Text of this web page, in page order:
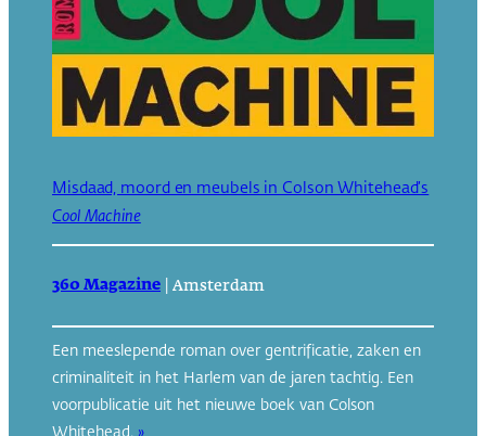
Misdaad, moord en meubels in Colson Whitehead’s
Cool Machine
360 Magazine Amsterdam
Een meeslepende roman over gentrificatie, zaken en
criminaliteit in het Harlem van de jaren tachtig. Een
voorpublicatie uit het nieuwe boek van Colson